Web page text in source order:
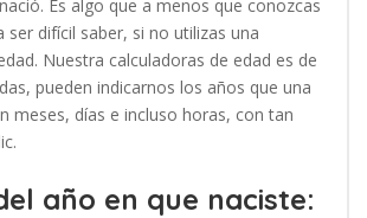
Es algo que a menos que conozcas
ser difícil saber, si no utilizas una
Nuestra calculadoras de edad es de
pueden indicarnos los años que una
meses, días e incluso horas, con tan
año en que naciste: